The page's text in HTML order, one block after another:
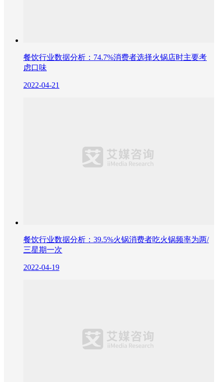
餐饮行业数据分析：74.7%消费者选择火锅店时主要考
虑口味
2022-04-21
餐饮行业数据分析：39.5%火锅消费者吃火锅频率为两/
三星期一次
2022-04-19